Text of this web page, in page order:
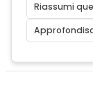
Riassumi